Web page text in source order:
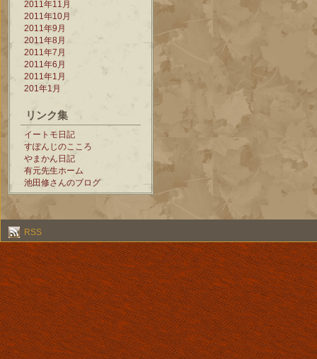
2011年11月
2011年10月
2011年9月
2011年8月
2011年7月
2011年6月
2011年1月
201年1月
リンク集
イートモ日記
すぽんじのこころ
やまかん日記
有元先生ホーム
池田修さんのブログ
RSS